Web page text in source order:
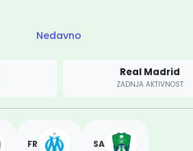
Nedavno
Real Madrid
ZADNJA AKTIVNOST
FR SA